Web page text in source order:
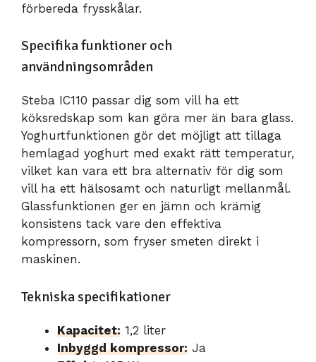
förbereda frysskålar.
Specifika funktioner och
användningsområden
Steba IC110 passar dig som vill ha ett
köksredskap som kan göra mer än bara glass.
Yoghurtfunktionen gör det möjligt att tillaga
hemlagad yoghurt med exakt rätt temperatur,
vilket kan vara ett bra alternativ för dig som
vill ha ett hälsosamt och naturligt mellanmål.
Glassfunktionen ger en jämn och krämig
konsistens tack vare den effektiva
kompressorn, som fryser smeten direkt i
maskinen.
Tekniska specifikationer
Kapacitet: 1,2 liter
Inbyggd kompressor: Ja